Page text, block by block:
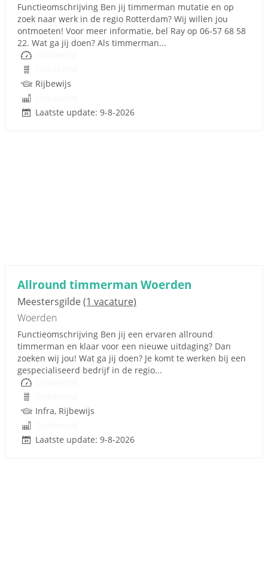
Functieomschrijving Ben jij timmerman mutatie en op
zoek naar werk in de regio Rotterdam? Wij willen jou
ontmoeten! Voor meer informatie, bel Ray op 06-57 68 58
22. Wat ga jij doen? Als timmerman...
Rijbewijs
Laatste update: 9-8-2026
Allround timmerman Woerden
Meestersgilde(1 vacature)
Woerden
Functieomschrijving Ben jij een ervaren allround
timmerman en klaar voor een nieuwe uitdaging? Dan
zoeken wij jou! Wat ga jij doen? Je komt te werken bij een
gespecialiseerd bedrijf in de regio...
Infra, Rijbewijs
Laatste update: 9-8-2026